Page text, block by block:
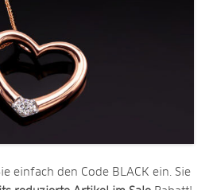
einfach den Code BLACK ein. Sie